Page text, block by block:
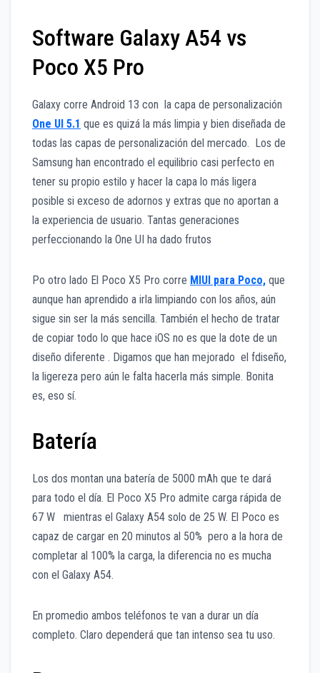
Software Galaxy A54 vs
Poco X5 Pro
Galaxy corre Android 13 con la capa de personalización
One UI 5.1 que es quizá la más limpia y bien diseñada de
todas las capas de personalización del mercado. Los de
Samsung han encontrado el equilibrio casi perfecto en
tener su propio estilo y hacer la capa lo más ligera
posible si exceso de adornos y extras que no aportan a
la experiencia de usuario. Tantas generaciones
perfeccionando la One UI ha dado frutos
Po otro lado El Poco X5 Pro corre MIUI para Poco, que
aunque han aprendido a irla limpiando con los años, aún
sigue sin ser la más sencilla. También el hecho de tratar
de copiar todo lo que hace iOS no es que la dote de un
diseño diferente . Digamos que han mejorado el fdiseño,
la ligereza pero aún le falta hacerla más simple. Bonita
es, eso sí.
Batería
Los dos montan una batería de 5000 mAh que te dará
para todo el día. El Poco X5 Pro admite carga rápida de
67 W mientras el Galaxy A54 solo de 25 W. El Poco es
capaz de cargar en 20 minutos al 50% pero a la hora de
completar al 100% la carga, la diferencia no es mucha
con el Galaxy A54.
En promedio ambos teléfonos te van a durar un día
completo. Claro dependerá que tan intenso sea tu uso.